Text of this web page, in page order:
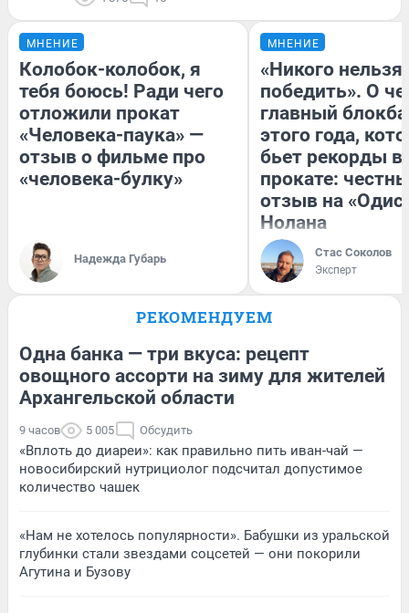
МНЕНИЕ
Колобок-колобок, я
тебя боюсь! Ради чего
отложили прокат
«Человека-паука» —
отзыв о фильме про
«человека-булку»
Надежда Губарь
МНЕНИЕ
«Никого нельзя
победить». О
главный
этого года,
бьет рекорды в
прокате:
отзыв на
Нолана
Стас Соколов
Эксперт
РЕКОМЕНДУЕМ
Одна банка — три вкуса: рецепт
овощного ассорти на зиму для жителей
Архангельской области
9 часов 5 005 Обсудить
«Вплоть до диареи»: как правильно пить иван-чай —
новосибирский нутрициолог подсчитал допустимое
количество чашек
«Нам не хотелось популярности». Бабушки из уральской
глубинки стали звездами соцсетей — они покорили
Агутина и Бузову